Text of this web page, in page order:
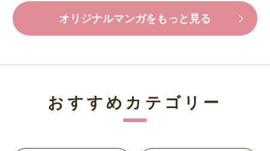
オリジナルマンガをもっと見る
おすすめカテゴリー